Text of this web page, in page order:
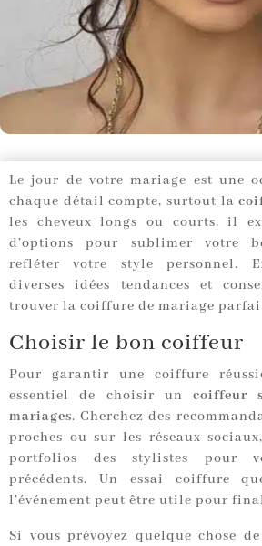
Le jour de votre mariage est une
chaque détail compte, surtout la
les cheveux longs ou courts, il
d’options pour sublimer votre
refléter votre style personnel.
diverses idées tendances et
trouver la coiffure de mariage
Choisir le bon coiffeur
Pour garantir une coiffure
essentiel de choisir uncoiffeur
mariages. Cherchez des
proches ou sur les réseaux
portfolios des stylistes pour
précédents. Un essai coiffure
l’événement peut être utile pour
Si vous prévoyez quelque chose